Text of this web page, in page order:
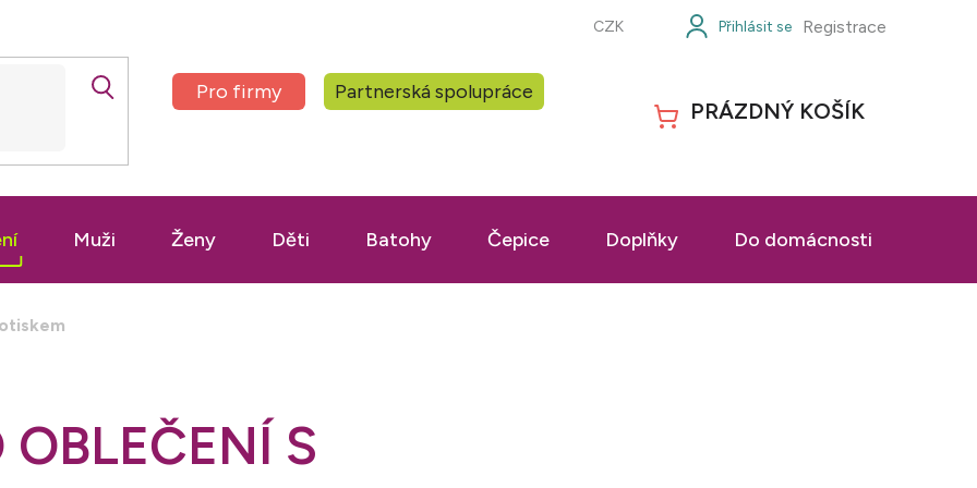
Pro firmy Partnerská spolupráce
CZK Registrace
NÁKUPNÍ
PRÁZDNÝ KOŠÍK
Muži Ženy Děti Batohy Čepice Doplňky Do domácnosti
S